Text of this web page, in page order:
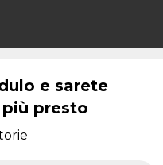
e sarete
presto